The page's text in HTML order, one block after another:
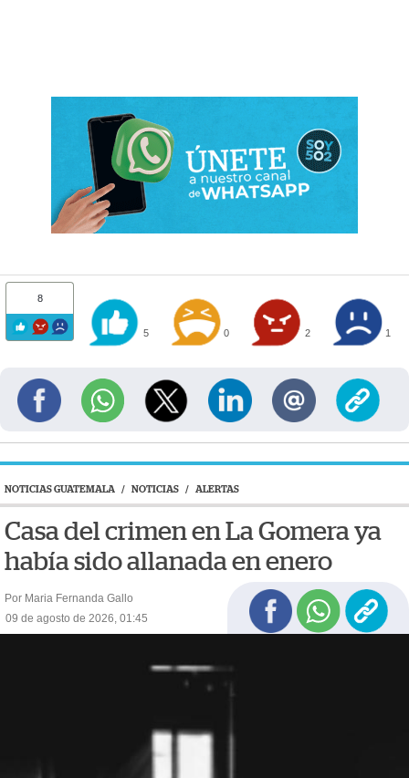
8
5 0 2 1
NOTICIAS GUATEMALA / NOTICIAS / ALERTAS
Casa del crimen en La Gomera ya
había sido allanada en enero
Por Maria Fernanda Gallo
09 de agosto de 2026, 01:45